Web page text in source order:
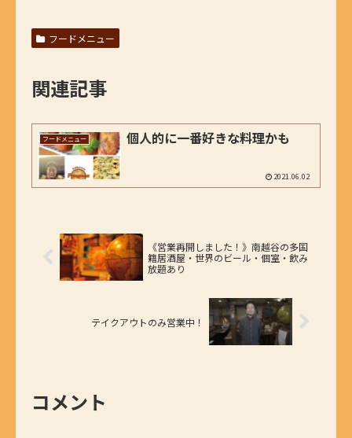
フードメニュー
関連記事
フードメニュー 個人的に一番好きな料理かも
2021.06.02
《営業再開しました！》南越谷の多国
籍居酒屋・世界のビール・個室・飲み
放題あり
テイクアウトのみ営業中！
コメント